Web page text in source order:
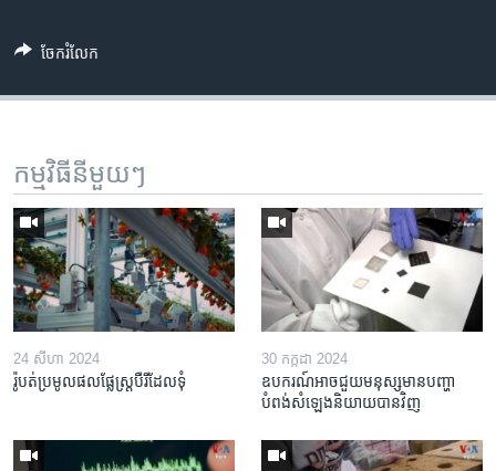
ចែករំលែក
កម្មវិធី​នីមួយៗ
24 សីហា 2024
រ៉ូបត់​ប្រមូល​ផល​​ផ្លែស្ត្របឺរី​ដែល​ទុំ
30 កក្កដា 2024
ឧបករណ៍​អាច​ជួយ​មនុស្ស​មាន​បញ្ហា​
បំពង់​សំឡេង​និយាយ​បាន​វិញ